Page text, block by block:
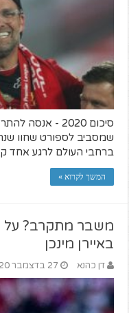
סיכום 2020 -
שמסביב לספורט שחוו
ברחבי העולם לרגע אחד קטן ב-
המשך לקרוא »
משבר מתקרב? על
באיירן מינכן
דן כהנא 27 בדצמבר 2020